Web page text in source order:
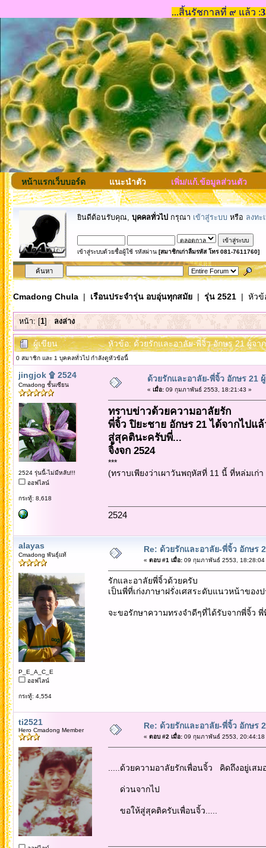
หน้าแรกเว็บบอร์ด แนะนำตัว เพิ่ม/แก้.ข้อมูลส่วนตัว
ยินดีต้อนรับคุณ, บุคคลทั่วไป กรุณา เข้าสู่ระบบ หรือ ลงทะ
เข้าสู่ระบบด้วยชื่อผู้ใช้ รหัสผ่าน [สมาชิกเก่าลืมรหัส โทร 081-7611760]
Cmadong Chula| เรือนประจำรุ่น อบอุ่นทุกสมัย| รุ่น 2521| หัวข้
หน้า: [1] ลงล่าง
ผู้เขียน หัวข้อ: ด้วยรักและอาลัย-พี่จิ้ว อักษร 21 ผู้จา
0 สมาชิก และ 1 บุคคลทั่วไป กำลังดูหัวข้อนี้
jingjok ۩ 2524
Cmadong ชั้นเซียน
2524 รุ่นนี้-ไม่มีหลับ!!!
ออฟไลน์
กระทู้: 8,618
ด้วยรักและอาลัย-พี่จิ้ว อักษร 21
« เมื่อ:09 กุมภาพันธ์ 2553, 18:21:43 »
ทราบข่าวด้วยความอาลัยรัก
พี่จิ้ว ปิยะชาย อักษร 21 ได้จากไปแล้
สู่สุคตินะครับพี่...
จิ้งจก 2524
***
(ทราบเพียงว่าเผาวันพฤหัสที่ 11 นี้ ที่หล่มเ
2524
alayas
Cmadong พันธุ์แท้
P_E_A_C_E
ออฟไลน์
กระทู้: 4,554
Re: ด้วยรักและอาลัย-พี่จิ้ว อักษร
« ตอบ #1 เมื่อ:09 กุมภาพันธ์ 2553, 18:28:04
รักและอาลัยพี่จิ้วด้วยครับ
เป็นพี่ที่เก่งภาษาฝรั่งเศสระดับแนวหน้าของป
จะขอรักษาความทรงจำดีๆที่ได้รับจากพี่จิ้ว พี่
ti2521
Hero Cmadong Member Re: ด้วยรักและอาลัย-พี่จิ้ว อักษร
« ตอบ #2 เมื่อ:09 กุมภาพันธ์ 2553, 20:44:18
.....ด้วยความอาลัยรักเพื่อนจิ้ว คิดถึงอยู่เส
ด่วนจากไป
ขอให้สู่สุคติครับเพื่อนจิ้ว.....